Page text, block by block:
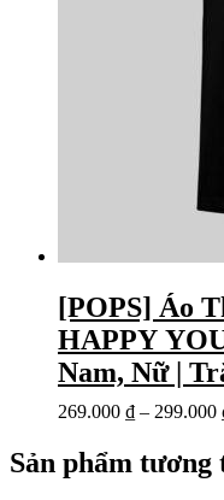
[POPS] Áo
HAPPY
Nam, Nữ |
269.000 ₫ – 299.000
Sản phẩm tương